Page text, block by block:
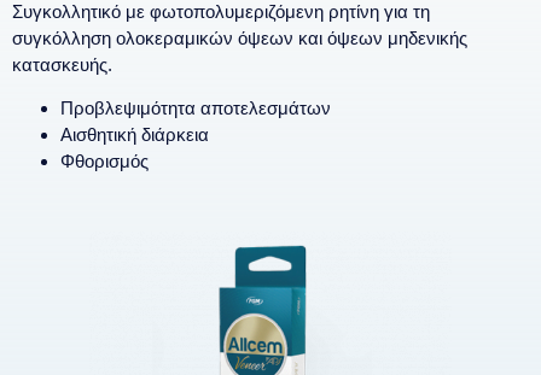
Συγκολλητικό με φωτοπολυμεριζόμενη ρητίνη για τη
συγκόλληση ολοκεραμικών όψεων και όψεων μηδενικής
κατασκευής.
Προβλεψιμότητα αποτελεσμάτων
Αισθητική διάρκεια
Φθορισμός